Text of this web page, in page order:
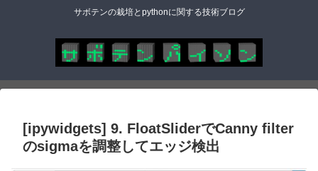
サボテンの栽培とpythonに関する技術ブログ
[ipywidgets] 9. FloatSliderでCanny filter
のsigmaを調整してエッジ検出